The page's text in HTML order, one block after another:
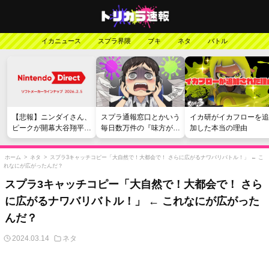
イカニュース スプラ界隈 ブキ ネタ バトル
【悲報】ニンダイさん、
ピークが開幕大谷翔平の
がっかりダイレクトだっ
たと言われてしまう
スプラ通報窓口とかいう
毎日数万件の『味方が弱
い』愚痴を読まされる苦
行
イカ研がイカフローを追
加した本当の理由
ホーム > ネタ > スプラ3キャッチコピー「大自然で！大都会で！ さらに広がるナワバリバトル！」 ← こ
れなにが広がったんだ？
スプラ3キャッチコピー「大自然で！大都会で！ さら
に広がるナワバリバトル！」 ← これなにが広がった
んだ？
2024.03.14 ネタ